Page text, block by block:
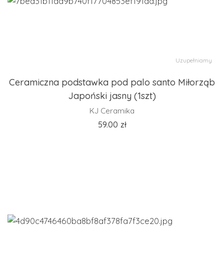
Uzupełniamy
Ceramiczna podstawka pod palo santo Miłorząb
Japoński jasny (1szt)
KJ Ceramika
59.00 zł